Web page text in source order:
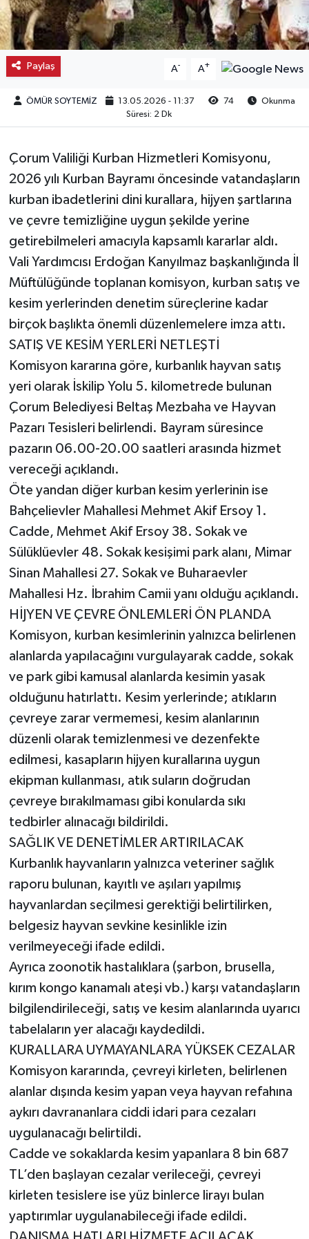
Paylaş A- A+
ÖMÜR SOYTEMİZ 13.05.2026 - 11:37 74
Okunma
Süresi: 2 Dk
Çorum Valiliği Kurban Hizmetleri Komisyonu,
2026 yılı Kurban Bayramı öncesinde vatandaşların
kurban ibadetlerini dini kurallara, hijyen şartlarına
ve çevre temizliğine uygun şekilde yerine
getirebilmeleri amacıyla kapsamlı kararlar aldı.
Vali Yardımcısı Erdoğan Kanyılmaz başkanlığında İl
Müftülüğünde toplanan komisyon, kurban satış ve
kesim yerlerinden denetim süreçlerine kadar
birçok başlıkta önemli düzenlemelere imza attı.
SATIŞ VE KESİM YERLERİ NETLEŞTİ
Komisyon kararına göre, kurbanlık hayvan satış
yeri olarak İskilip Yolu 5. kilometrede bulunan
Çorum Belediyesi Beltaş Mezbaha ve Hayvan
Pazarı Tesisleri belirlendi. Bayram süresince
pazarın 06.00-20.00 saatleri arasında hizmet
vereceği açıklandı.
Öte yandan diğer kurban kesim yerlerinin ise
Bahçelievler Mahallesi Mehmet Akif Ersoy 1.
Cadde, Mehmet Akif Ersoy 38. Sokak ve
Sülüklüevler 48. Sokak kesişimi park alanı, Mimar
Sinan Mahallesi 27. Sokak ve Buharaevler
Mahallesi Hz. İbrahim Camii yanı olduğu açıklandı.
HİJYEN VE ÇEVRE ÖNLEMLERİ ÖN PLANDA
Komisyon, kurban kesimlerinin yalnızca belirlenen
alanlarda yapılacağını vurgulayarak cadde, sokak
ve park gibi kamusal alanlarda kesimin yasak
olduğunu hatırlattı. Kesim yerlerinde; atıkların
çevreye zarar vermemesi, kesim alanlarının
düzenli olarak temizlenmesi ve dezenfekte
edilmesi, kasapların hijyen kurallarına uygun
ekipman kullanması, atık suların doğrudan
çevreye bırakılmaması gibi konularda sıkı
tedbirler alınacağı bildirildi.
SAĞLIK VE DENETİMLER ARTIRILACAK
Kurbanlık hayvanların yalnızca veteriner sağlık
raporu bulunan, kayıtlı ve aşıları yapılmış
hayvanlardan seçilmesi gerektiği belirtilirken,
belgesiz hayvan sevkine kesinlikle izin
verilmeyeceği ifade edildi.
Ayrıca zoonotik hastalıklara (şarbon, brusella,
kırım kongo kanamalı ateşi vb.) karşı vatandaşların
bilgilendirileceği, satış ve kesim alanlarında uyarıcı
tabelaların yer alacağı kaydedildi.
KURALLARA UYMAYANLARA YÜKSEK CEZALAR
Komisyon kararında, çevreyi kirleten, belirlenen
alanlar dışında kesim yapan veya hayvan refahına
aykırı davrananlara ciddi idari para cezaları
uygulanacağı belirtildi.
Cadde ve sokaklarda kesim yapanlara 8 bin 687
TL’den başlayan cezalar verileceği, çevreyi
kirleten tesislere ise yüz binlerce lirayı bulan
yaptırımlar uygulanabileceği ifade edildi.
Kargı
Laçin
Mecitözü
Oğuzlar
Ortaköy
Osmancık
Sungurlu
Sağlık